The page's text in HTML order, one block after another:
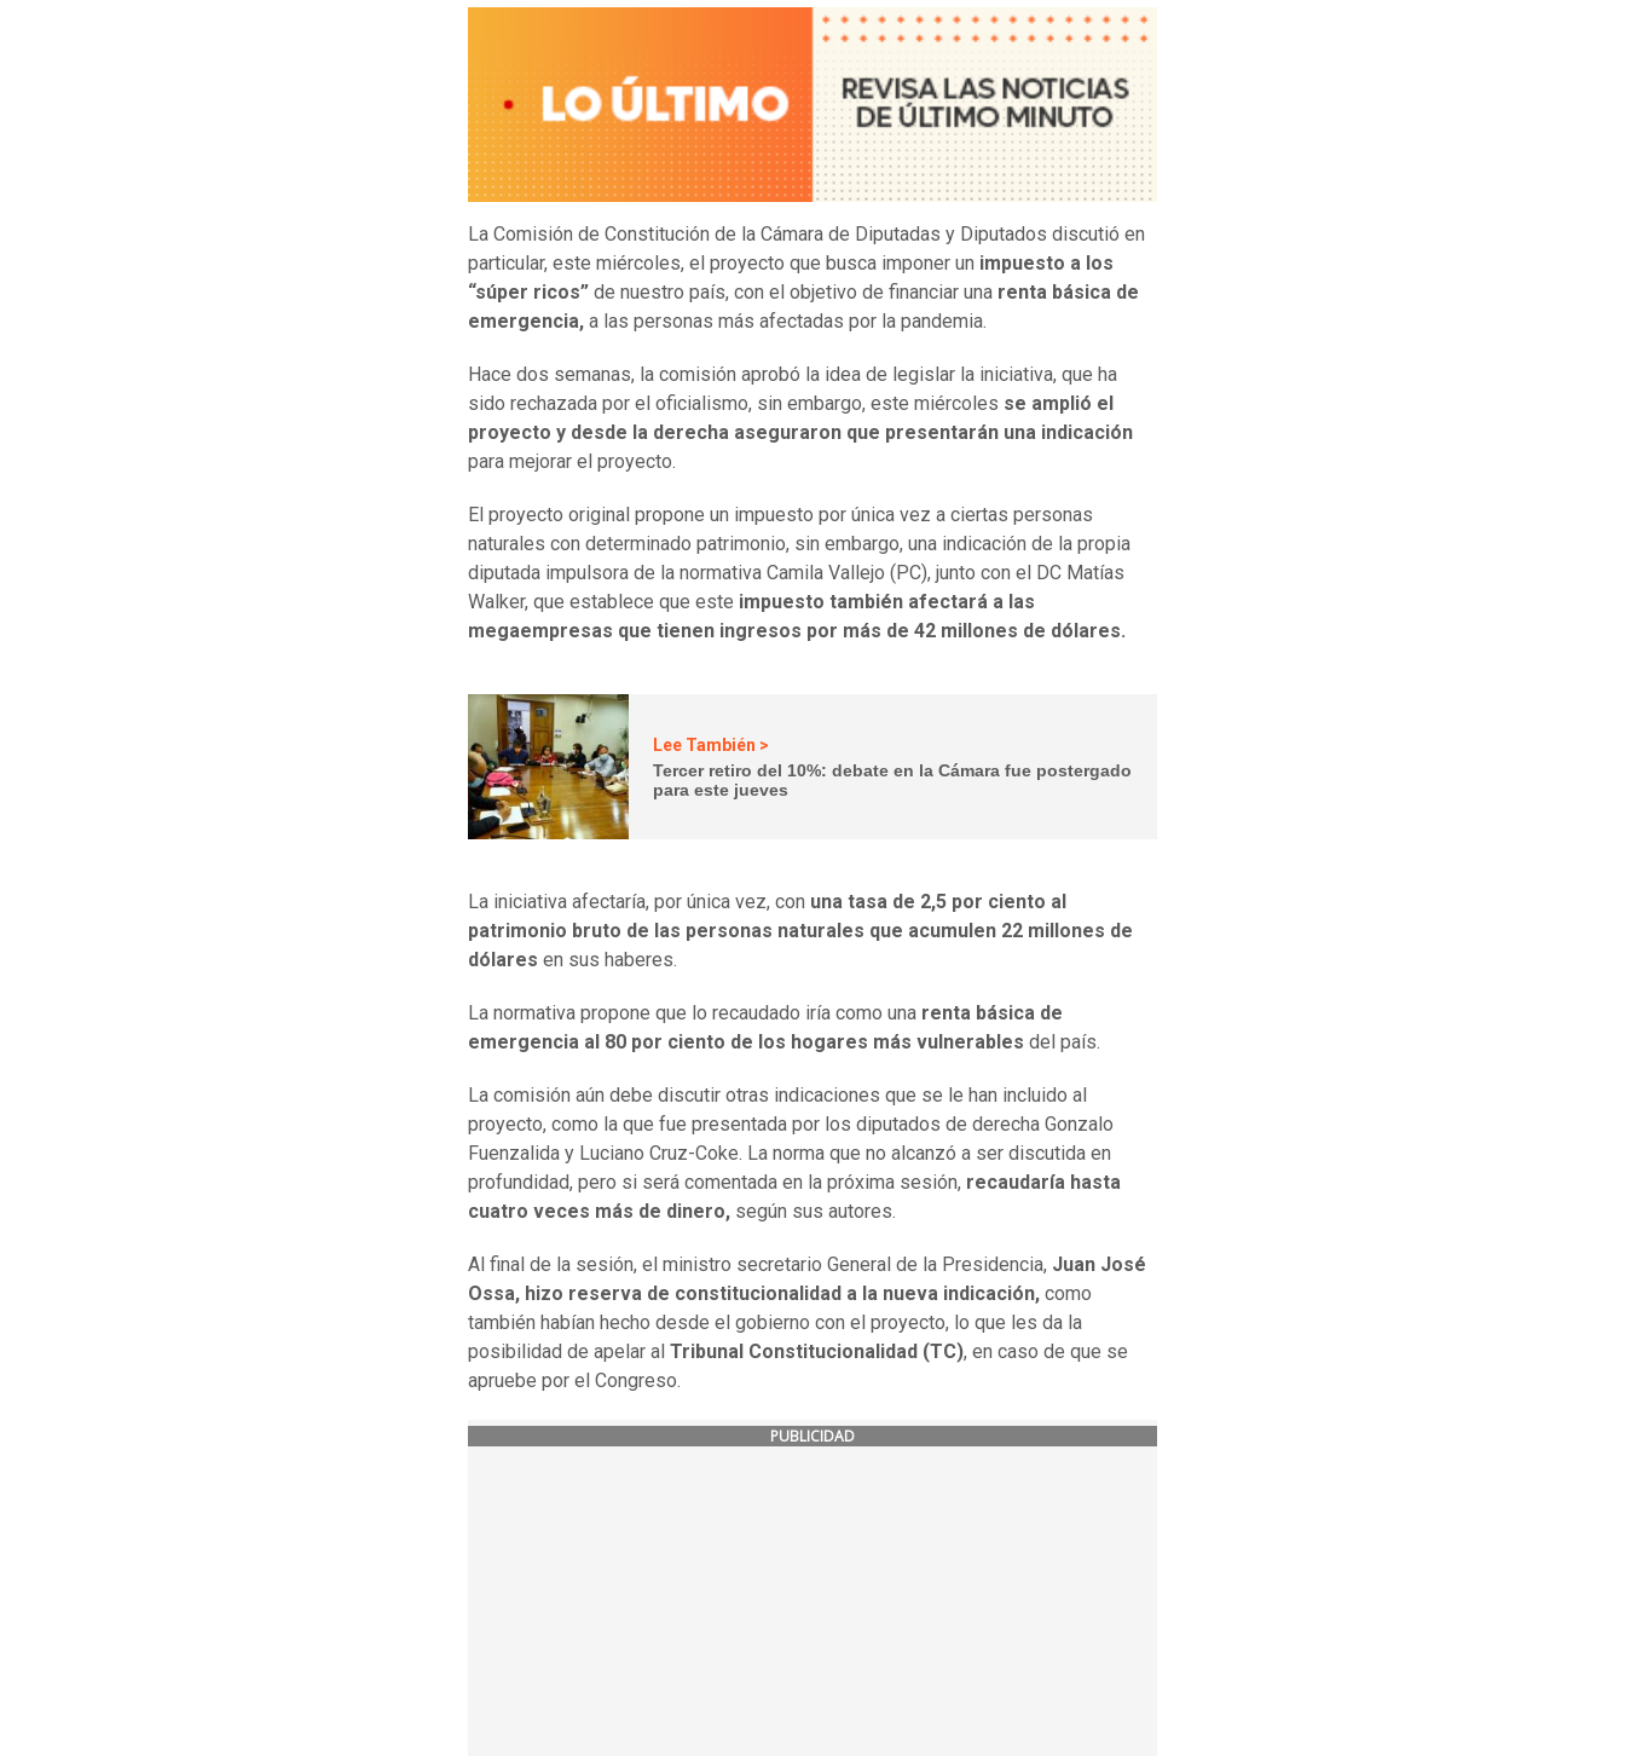
La Comisión de Constitución de la Cámara de Diputadas y Diputados discutió en
particular, este miércoles, el proyecto que busca imponer un impuesto a los
“súper ricos” de nuestro país, con el objetivo de financiar una renta básica de
emergencia, a las personas más afectadas por la pandemia.
Hace dos semanas, la comisión aprobó la idea de legislar la iniciativa, que ha
sido rechazada por el oficialismo, sin embargo, este miércoles se amplió el
proyecto y desde la derecha aseguraron que presentarán una indicación
para mejorar el proyecto.
El proyecto original propone un impuesto por única vez a ciertas personas
naturales con determinado patrimonio, sin embargo, una indicación de la propia
diputada impulsora de la normativa Camila Vallejo (PC), junto con el DC Matías
Walker, que establece que este impuesto también afectará a las
megaempresas que tienen ingresos por más de 42 millones de dólares.
Lee También >
Tercer retiro del 10%: debate en la Cámara fue postergado
para este jueves
La iniciativa afectaría, por única vez, con una tasa de 2,5 por ciento al
patrimonio bruto de las personas naturales que acumulen 22 millones de
dólares en sus haberes.
La normativa propone que lo recaudado iría como una renta básica de
emergencia al 80 por ciento de los hogares más vulnerables del país.
La comisión aún debe discutir otras indicaciones que se le han incluido al
proyecto, como la que fue presentada por los diputados de derecha Gonzalo
Fuenzalida y Luciano Cruz-Coke. La norma que no alcanzó a ser discutida en
profundidad, pero si será comentada en la próxima sesión, recaudaría hasta
cuatro veces más de dinero, según sus autores.
Al final de la sesión, el ministro secretario General de la Presidencia, Juan José
Ossa, hizo reserva de constitucionalidad a la nueva indicación, como
también habían hecho desde el gobierno con el proyecto, lo que les da la
posibilidad de apelar al Tribunal Constitucionalidad (TC), en caso de que se
apruebe por el Congreso.
PUBLICIDAD